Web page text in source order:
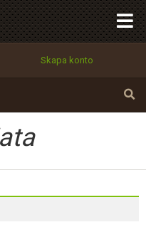
Skapa konto
Tillbaka till förstasidan